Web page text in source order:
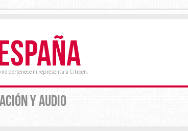
pertenece ni representa a Citroën.
Y AUDIO